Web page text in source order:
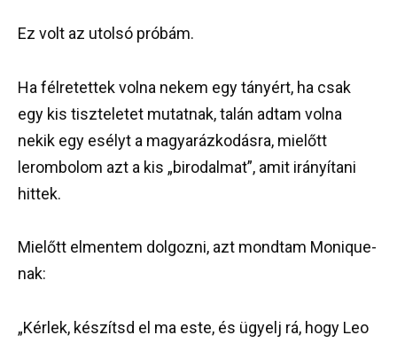
Ez volt az utolsó próbám.
Ha félretettek volna nekem egy tányért, ha csak
egy kis tiszteletet mutatnak, talán adtam volna
nekik egy esélyt a magyarázkodásra, mielőtt
lerombolom azt a kis „birodalmat”, amit irányítani
hittek.
Mielőtt elmentem dolgozni, azt mondtam Monique-
nak:
„Kérlek, készítsd el ma este, és ügyelj rá, hogy Leo